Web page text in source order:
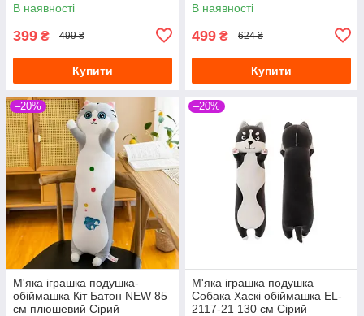
В наявності
399 ₴ 499 ₴
Купити
В наявності
499 ₴ 624 ₴
Купити
–20%
М'яка іграшка подушка-
обіймашка Кіт Батон NEW 85
см плюшевий Сірий
–20%
М'яка іграшка подушка
Собака Хаскі обіймашка EL-
2117-21 130 см Сірий